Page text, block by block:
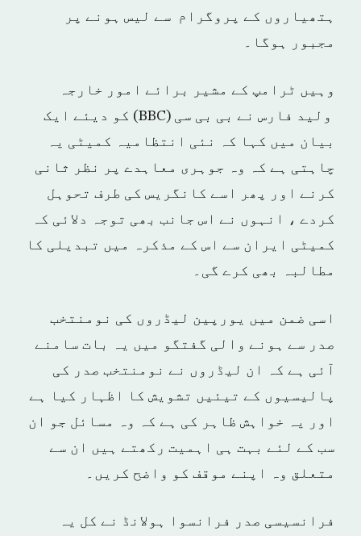
ہتھیاروں کے پروگرام سے لیس ہونے پر
مجبور ہوگا۔
وہیں ٹرامپ کے مشیر برائے امور خارجہ
ولید فارس نے بی بی سی (BBC) کو دیئے ایک
بیان میں کہا کہ نئی انتظامیہ کمیٹی یہ
چاہتی ہے کہ وہ جوہری معاہدے پر نظر ثانی
کرنے اور پھر اسے کانگریس کی طرف تحوہل
کردے ، انہوں نے اس جانب بھی توجہ دلائی کہ
کمیٹی ایران سے اس کے مذکرہ میں تبدیلی کا
مطالبہ بھی کرے گی۔
اسی ضمن میں یورپین لیڈروں کی نومنتخب
صدر سے ہونے والی گفتگو میں یہ بات سامنے
آئی ہے کہ ان لیڈروں نے نومنتخب صدر کی
پالیسیوں کے تیئیں تشویش کا اظہار کیا ہے
اور یہ خواہش ظاہر کی ہے کہ وہ مسائل جو ان
سب کے لئے بہت ہی اہمیت رکھتے ہیں ان سے
متعلق وہ اپنے موقف کو واضح کریں۔
فرانسیسی صدر فرانسوا ہولانڈ نے کل یہ